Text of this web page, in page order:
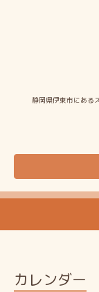
静岡県伊東市にある
カレンダー